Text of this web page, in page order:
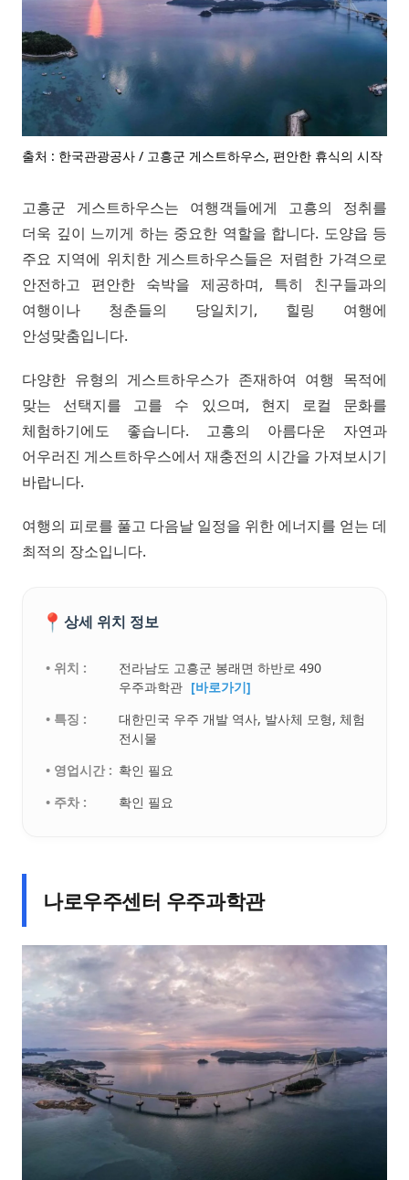
출처 : 한국관광공사 / 고흥군 게스트하우스, 편안한 휴식의 시작
고흥군 게스트하우스는 여행객들에게 고흥의 정취를
더욱 깊이 느끼게 하는 중요한 역할을 합니다. 도양읍 등
주요 지역에 위치한 게스트하우스들은 저렴한 가격으로
안전하고 편안한 숙박을 제공하며, 특히 친구들과의
여행이나 청춘들의 당일치기, 힐링 여행에
안성맞춤입니다.
다양한 유형의 게스트하우스가 존재하여 여행 목적에
맞는 선택지를 고를 수 있으며, 현지 로컬 문화를
체험하기에도 좋습니다. 고흥의 아름다운 자연과
어우러진 게스트하우스에서 재충전의 시간을 가져보시기
바랍니다.
여행의 피로를 풀고 다음날 일정을 위한 에너지를 얻는 데
최적의 장소입니다.
📍 상세 위치 정보
• 위치 :
전라남도 고흥군 봉래면 하반로 490
우주과학관 [바로가기]
• 특징 :
대한민국 우주 개발 역사, 발사체 모형, 체험
전시물
• 영업시간 : 확인 필요
• 주차 :
확인 필요
나로우주센터 우주과학관